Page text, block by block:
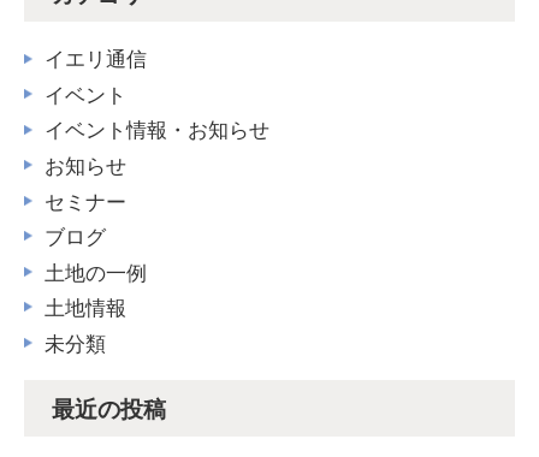
イエリ通信
イベント
イベント情報・お知らせ
お知らせ
セミナー
ブログ
土地の一例
土地情報
未分類
最近の投稿